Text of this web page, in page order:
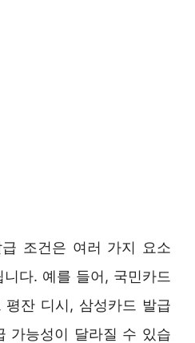
조건은 여러 가지 요소
다. 예를 들어, 국민카드
평잔 디시, 삼성카드 발급
가능성이 달라질 수 있습